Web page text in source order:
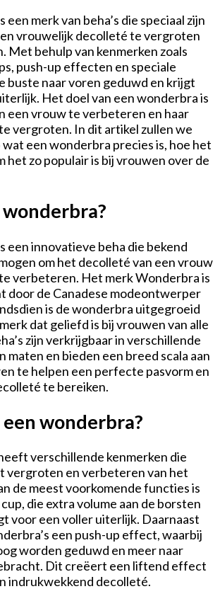
een merk van beha’s die speciaal zijn
​​vrouwelijk decolleté te vergroten
Met behulp van kenmerken zoals
push-up effecten en speciale
buste naar voren geduwd en krijgt
Het doel van een wonderbra is
een vrouw te verbeteren en haar
vergroten. In dit artikel zullen we
een wonderbra precies is, hoe het
het zo populair is bij vrouwen over de
een innovatieve beha die bekend
om het decolleté van een vrouw
verbeteren. Het merk Wonderbra is
door de Canadese modeontwerper
is de wonderbra uitgegroeid
dat geliefd is bij vrouwen van alle
zijn verkrijgbaar in verschillende
maten en bieden een breed scala aan
te helpen een perfecte pasvorm en
te bereiken.
wonderbra?
verschillende kenmerken die
vergroten en verbeteren van het
de meest voorkomende functies is
die extra volume aan de borsten
voor een voller uiterlijk. Daarnaast
een push-up effect, waarbij
worden geduwd en meer naar
Dit creëert een liftend effect
indrukwekkend decolleté.